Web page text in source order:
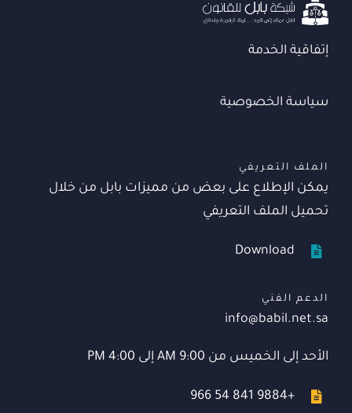
إتفاقية الخدمة
سياسة الخصوصية
الملف التعريفي
يمكن الإطلاع على بعض من مميزات بابل من خلال
تحميل الملف التعريفي
Download
الدعم الفني
info@babil.net.sa
الأحد إلى الخميس من 9:00 AM إلى 4:00 PM
+966 54 841 9884